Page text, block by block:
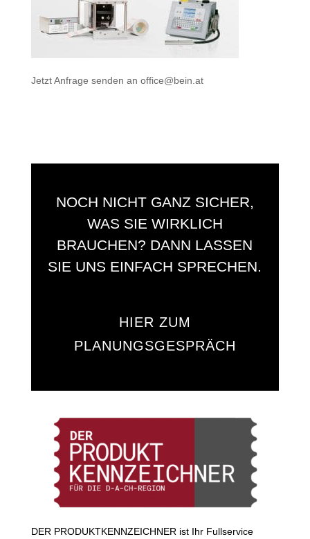
Jetzt Anfrage senden an office@bein.at
NOCH NICHT GANZ SICHER,
WAS SIE WIRKLICH
BRAUCHEN? DANN LASSEN
SIE UNS EINFACH SPRECHEN.
HIER ZUM
PLANUNGSGESPRÄCH
DER PRODUKTKENNZEICHNER ist Ihr Fullservice